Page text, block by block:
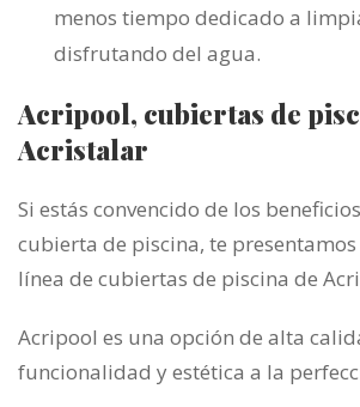
menos tiempo dedicado a
disfrutando del agua.
Acripool, cubiertas de
Acristalar
Si estás convencido de los
cubierta de piscina, te presentamos
línea de cubiertas de piscina de
Acripool es una opción de alta
funcionalidad y estética a la